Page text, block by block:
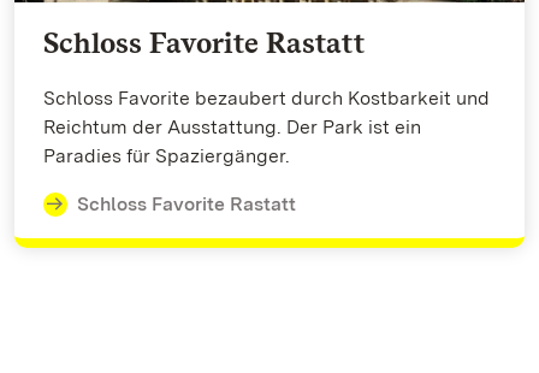
Schloss Favorite Rastatt
Schloss Favorite bezaubert durch Kostbarkeit und
Reichtum der Ausstattung. Der Park ist ein
Paradies für Spaziergänger.
Schloss Favorite Rastatt